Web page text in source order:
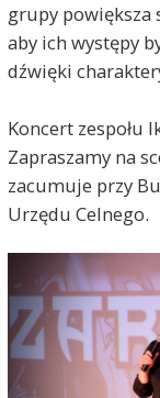
grupy powiększa
aby ich występy
dźwięki
Koncert zespołu
Zapraszamy na
zacumuje przy
Urzędu Celnego.